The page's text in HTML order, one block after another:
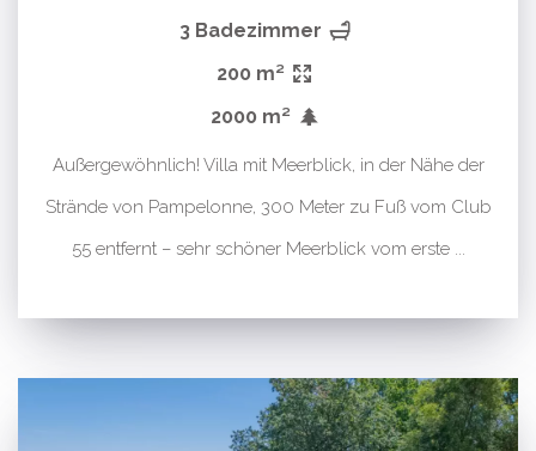
3 Badezimmer
200 m²
2000 m²
Außergewöhnlich! Villa mit Meerblick, in der Nähe der
Strände von Pampelonne, 300 Meter zu Fuß vom Club
55 entfernt – sehr schöner Meerblick vom erste ...